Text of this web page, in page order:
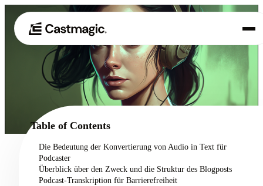
Produkt
Anwendungsfälle
Preisgestaltung
Über uns
Table of Contents
Die Bedeutung der Konvertierung von Audio in Text für
Podcaster
Überblick über den Zweck und die Struktur des Blogposts
Podcast-Transkription für Barrierefreiheit